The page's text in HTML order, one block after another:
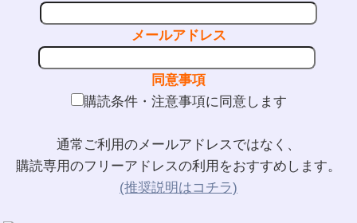
メールアドレス
同意事項
購読条件・注意事項に同意します
通常ご利用のメールアドレスではなく、
購読専用のフリーアドレスの利用をおすすめします。
(推奨説明はコチラ)